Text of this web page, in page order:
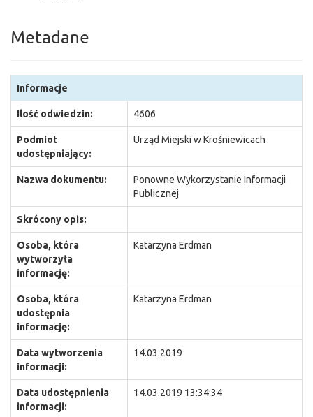
Metadane
Informacje
Ilość odwiedzin: 4606
Podmiot
udostępniający:
Urząd Miejski w Krośniewicach
Nazwa dokumentu:
Ponowne Wykorzystanie Informacji
Publicznej
Skrócony opis:
Osoba, która
wytworzyła
informację:
Katarzyna Erdman
Osoba, która
udostępnia
informację:
Katarzyna Erdman
Data wytworzenia
informacji:
14.03.2019
Data udostępnienia
informacji:
14.03.2019 13:34:34